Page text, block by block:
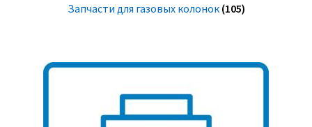
Запчасти для газовых колонок (105)